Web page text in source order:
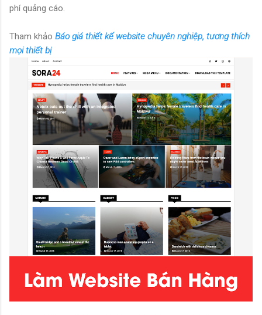
phí quảng cáo.
Tham khảo Báo giá thiết kế website chuyên nghiệp, tương thích
mọi thiết bị